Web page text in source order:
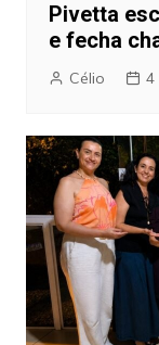
Pivetta
e fecha
Célio 4